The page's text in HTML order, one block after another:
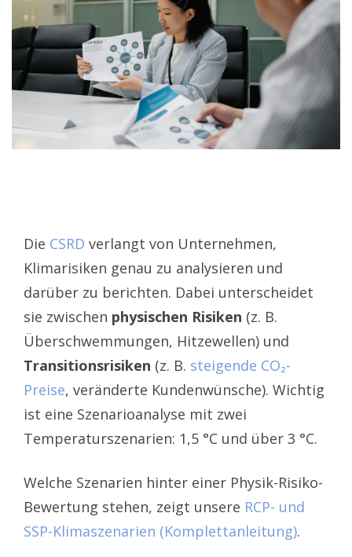
Die CSRD verlangt von Unternehmen,
Klimarisiken genau zu analysieren und
darüber zu berichten. Dabei unterscheidet
sie zwischen physischen Risiken (z. B.
Überschwemmungen, Hitzewellen) und
Transitionsrisiken (z. B. steigende CO₂-
Preise, veränderte Kundenwünsche). Wichtig
ist eine Szenarioanalyse mit zwei
Temperaturszenarien: 1,5 °C und über 3 °C.
Welche Szenarien hinter einer Physik-Risiko-
Bewertung stehen, zeigt unsere RCP- und
SSP-Klimaszenarien (Komplettanleitung).